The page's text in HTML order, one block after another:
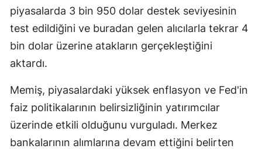
Mardin
Nevşehir
Niğde
piyasalarda 3 bin 950 dolar destek seviyesinin
test edildiğini ve buradan gelen alıcılarla tekrar 4
bin dolar üzerine atakların gerçekleştiğini
aktardı.
Memiş, piyasalardaki yüksek enflasyon ve Fed'in
faiz politikalarının belirsizliğinin yatırımcılar
üzerinde etkili olduğunu vurguladı. Merkez
bankalarının alımlarına devam ettiğini belirten